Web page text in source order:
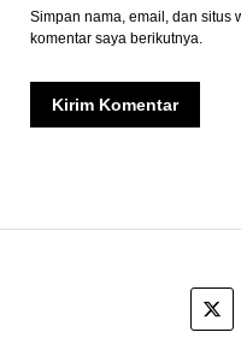
Simpan nama, email, dan situs
komentar saya berikutnya.